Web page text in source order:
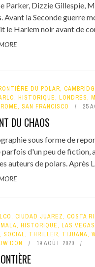
Parker, Dizzie Gillespie,
Avant la Seconde guerre
le Harlem noir avant de
DU POLAR,
, HISTORIQUE, LONDRES,
ROME, SAN FRANCISCO 25
DU CHAOS
sous forme de
parfois d'un peu de fiction,
auteurs de polars. Après La
, CIUDAD JUAREZ, COSTA
, HISTORIQUE, LAS VEGAS
, SOCIAL, THRILLER, TIJUANA,
DON
19 AOÛT 2020